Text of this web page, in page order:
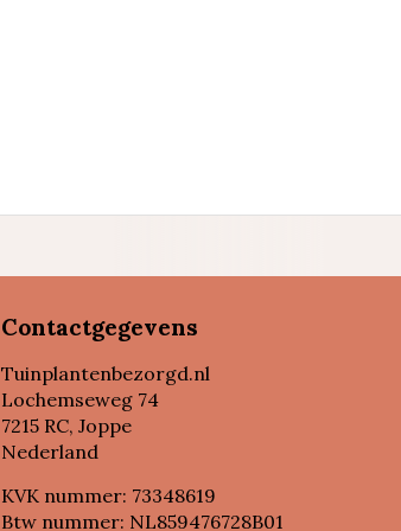
Contactgegevens
Tuinplantenbezorgd.nl
Lochemseweg 74
7215 RC, Joppe
Nederland
KVK nummer: 73348619
Btw nummer: NL859476728B01